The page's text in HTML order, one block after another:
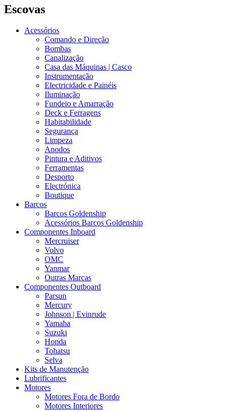
Escovas
Acessórios
Comando e Direção
Bombas
Canalização
Casa das Máquinas | Casco
Instrumentação
Electricidade e Painéis
Iluminação
Fundeio e Amarração
Deck e Ferragens
Habitabilidade
Segurança
Limpeza
Anodos
Pintura e Aditivos
Ferramentas
Desporto
Electrónica
Boutique
Barcos
Barcos Goldenship
Acessórios Barcos Goldenship
Componentes Inboard
Mercruiser
Volvo
OMC
Yanmar
Outras Marcas
Componentes Outboard
Parsun
Mercury
Johnson | Evinrude
Yamaha
Suzuki
Honda
Tohatsu
Selva
Kits de Manutenção
Lubrificantes
Motores
Motores Fora de Bordo
Motores Interiores